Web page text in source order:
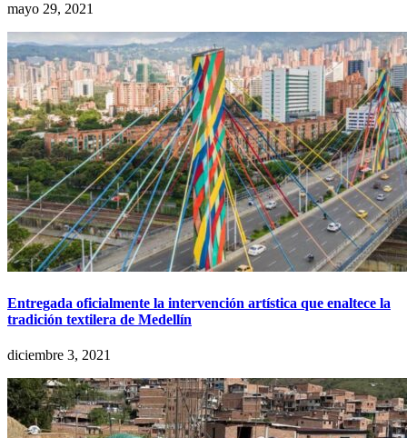
mayo 29, 2021
Entregada oficialmente la intervención artística que enaltece la
tradición textilera de Medellín
diciembre 3, 2021